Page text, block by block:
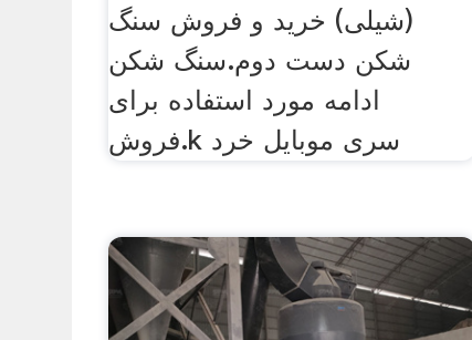
(شیلی) خرید و فروش سنگ
شکن دست دوم.سنگ شکن
ادامه مورد استفاده برای
فروش.k سری موبایل خرد